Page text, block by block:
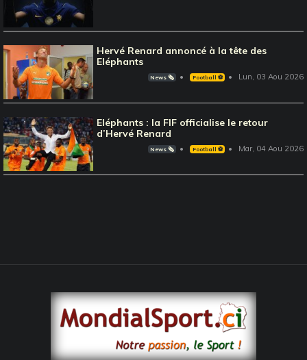
Hervé Renard annoncé à la tête des
Eléphants
News 🗞️ Football ⚽️ Lun, 03 Aou 2026
Eléphants : la FIF officialise le retour
d’Hervé Renard
News 🗞️ Football ⚽️ Mar, 04 Aou 2026